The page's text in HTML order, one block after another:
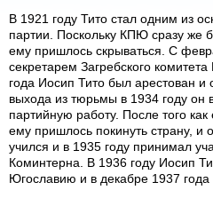
В 1921 году Тито стал одним из
партии. Поскольку КПЮ сразу же
ему пришлось скрываться. С
секретарем Загребского
года Иосип Тито был арестован и
выхода из тюрьмы в 1934 году он
партийную работу. После того
ему пришлось покинуть страну,
учился и в 1935 году принимал
Коминтерна. В 1936 году Иосип
Югославию и в декабре 1937 года